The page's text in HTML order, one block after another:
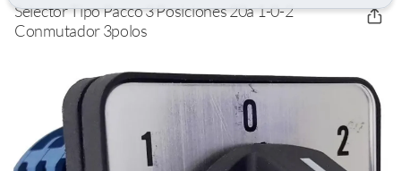
r
o
n
r
a
Selector Tipo Pacco 3 Posiciones 20a 1-0-2
Conmutador 3polos